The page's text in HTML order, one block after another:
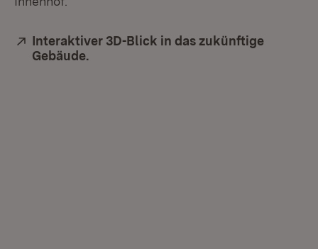
Extern:
Interaktiver 3D-Blick in das zukünftige
Gebäude.